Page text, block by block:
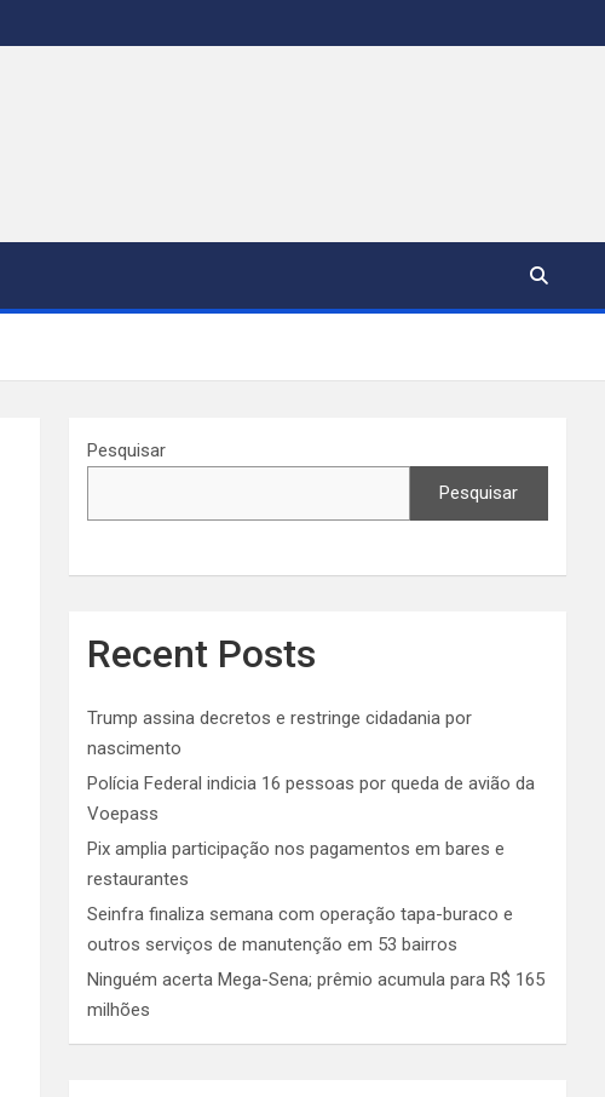
Pesquisar
Pesquisar
Recent Posts
Trump assina decretos e restringe cidadania por
nascimento
Polícia Federal indicia 16 pessoas por queda de avião da
Voepass
Pix amplia participação nos pagamentos em bares e
restaurantes
Seinfra finaliza semana com operação tapa-buraco e
outros serviços de manutenção em 53 bairros
Ninguém acerta Mega-Sena; prêmio acumula para R$ 165
milhões